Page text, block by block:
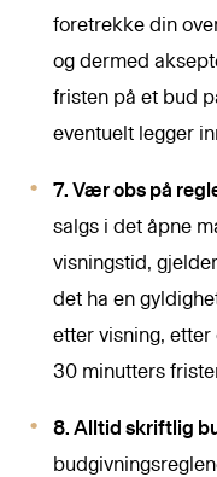
foretrekke din
og dermed
fristen på et bud
eventuelt legger
7. Vær obs på
salgs i det åpne
visningstid,
det ha en
etter visning, etter
30 minutters
8. Alltid skriftlig